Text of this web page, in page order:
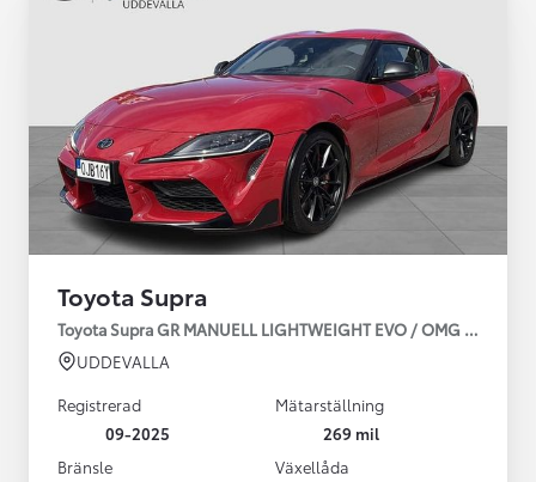
Toyota Supra
Toyota Supra GR MANUELL LIGHTWEIGHT EVO / OMG LEV!
UDDEVALLA
Registrerad
09-2025
Mätarställning
269 mil
Bränsle
Växellåda